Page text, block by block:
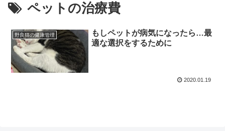
ペットの治療費
野良猫の健康管理
もしペットが病気になったら…最
適な選択をするために
2020.01.19